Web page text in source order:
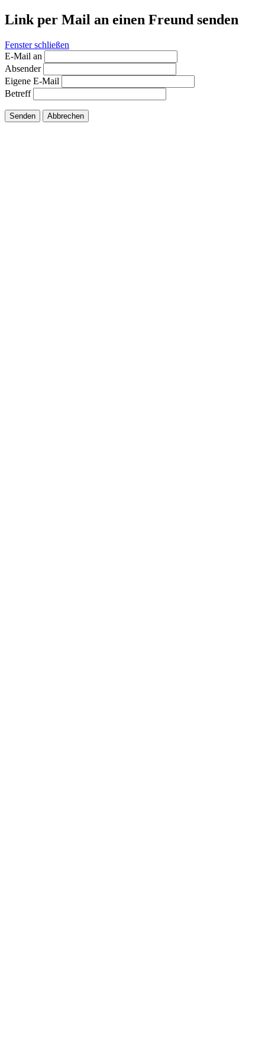
Link per Mail an einen Freund senden
Fenster schließen
E-Mail an
Absender
Eigene E-Mail
Betreff
Senden Abbrechen